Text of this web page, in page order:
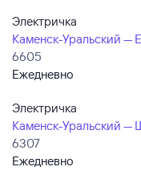
Электричка
Каменск-Уральский —
6605
Ежедневно
Электричка
Каменск-Уральский —
6307
Ежедневно